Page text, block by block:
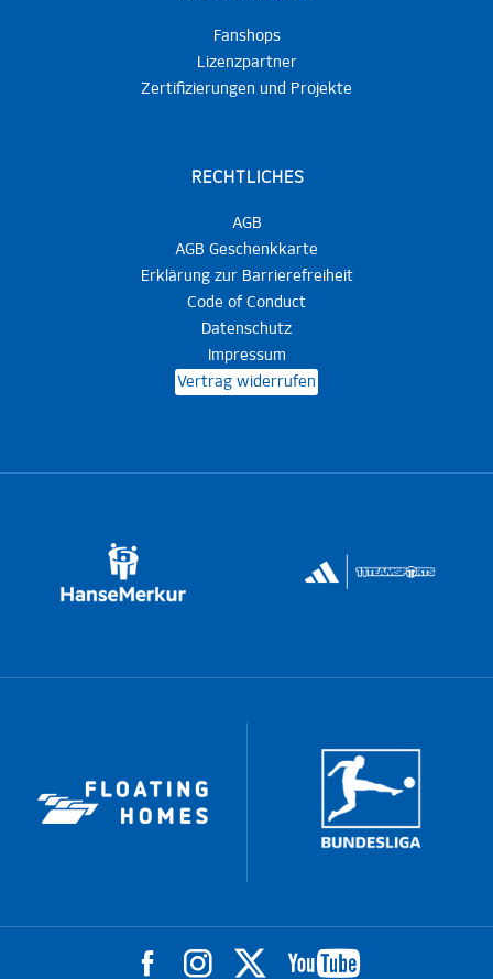
Fanshops
Lizenzpartner
Zertifizierungen und Projekte
RECHTLICHES
AGB
AGB Geschenkkarte
Erklärung zur Barrierefreiheit
Code of Conduct
Datenschutz
Impressum
Vertrag widerrufen